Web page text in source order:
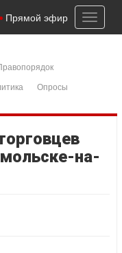
Toggle
Прямой эфир
Опросы
на-